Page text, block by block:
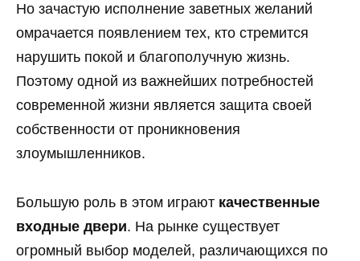
Но зачастую исполнение заветных желаний
омрачается появлением тех, кто стремится
нарушить покой и благополучную жизнь.
Поэтому одной из важнейших потребностей
современной жизни является защита своей
собственности от проникновения
злоумышленников.
Большую роль в этом играют качественные
входные двери. На рынке существует
огромный выбор моделей, различающихся по